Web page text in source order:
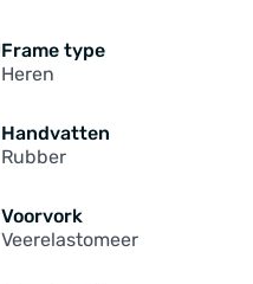
Frame type
Heren
Handvatten
Rubber
Voorvork
Veerelastomeer